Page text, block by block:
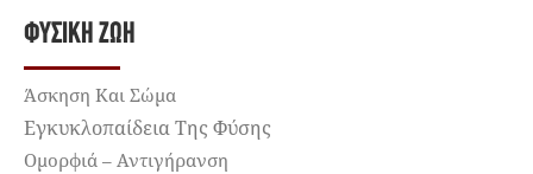
ΦΥΣΙΚΉ ΖΩΉ
Άσκηση Και Σώμα
Εγκυκλοπαίδεια Της Φύσης
Ομορφιά – Αντιγήρανση